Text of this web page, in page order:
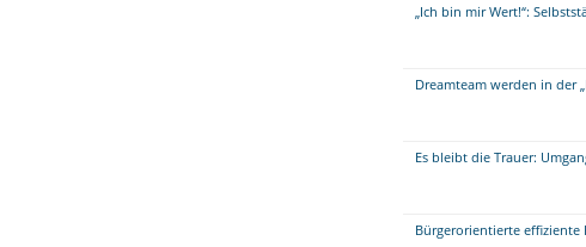
„Ich bin mir Wert!“:
Dreamteam werden in der
Es bleibt die Trauer:
Bürgerorientierte